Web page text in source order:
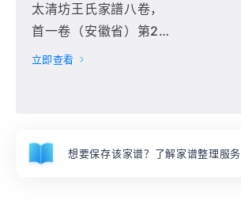
太清坊王氏家譜八卷，
首一卷（安徽省）第2
册
立即查看
想要保存该家谱？了解家谱整理服务